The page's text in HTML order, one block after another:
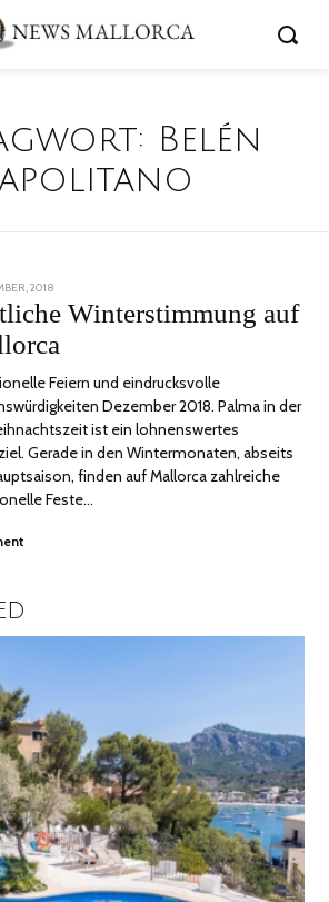
Belén
2018
DEZEMBER,
2018Winterstimmung auf
Feiern und eindrucksvolle
Dezember 2018. Palma in der
ist ein lohnenswertes
Gerade in den Wintermonaten, abseits
finden auf Mallorca zahlreiche
Feste…